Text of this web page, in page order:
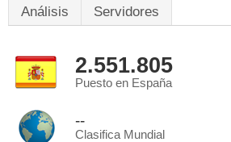
Análisis Servidores
2.551.805
Puesto en España
--
Clasifica Mundial